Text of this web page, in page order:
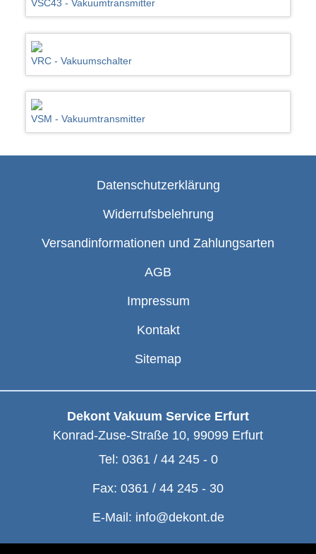
VSC43 - Vakuumtransmitter
VRC - Vakuumschalter
VSM - Vakuumtransmitter
Datenschutzerklärung
Widerrufsbelehrung
Versandinformationen und Zahlungsarten
AGB
Impressum
Kontakt
Sitemap
Dekont Vakuum Service Erfurt
Konrad-Zuse-Straße 10, 99099 Erfurt
Tel: 0361 / 44 245 - 0
Fax: 0361 / 44 245 - 30
E-Mail: info@dekont.de